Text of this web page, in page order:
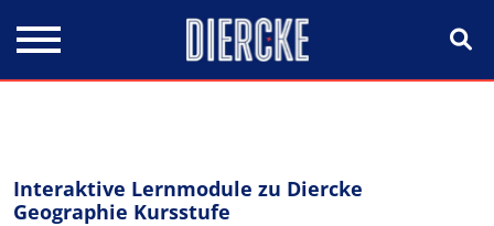
Interaktive Lernmodule zu Diercke
Geographie Kursstufe